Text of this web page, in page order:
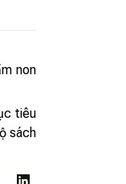
non
tiêu
sách